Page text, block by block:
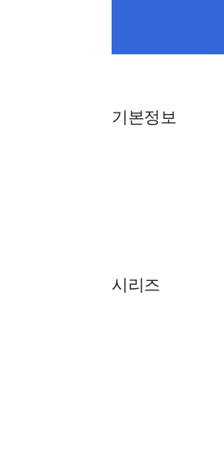
기본정보
시리즈